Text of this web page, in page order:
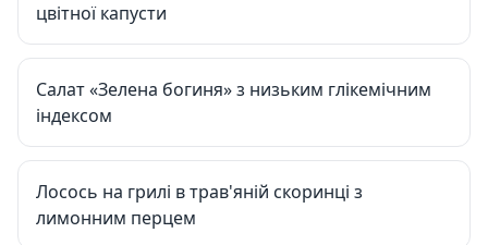
цвітної капусти
Салат «Зелена богиня» з низьким глікемічним
індексом
Лосось на грилі в трав'яній скоринці з
лимонним перцем